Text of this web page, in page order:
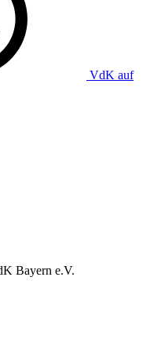
VdK auf
Bayern e.V.